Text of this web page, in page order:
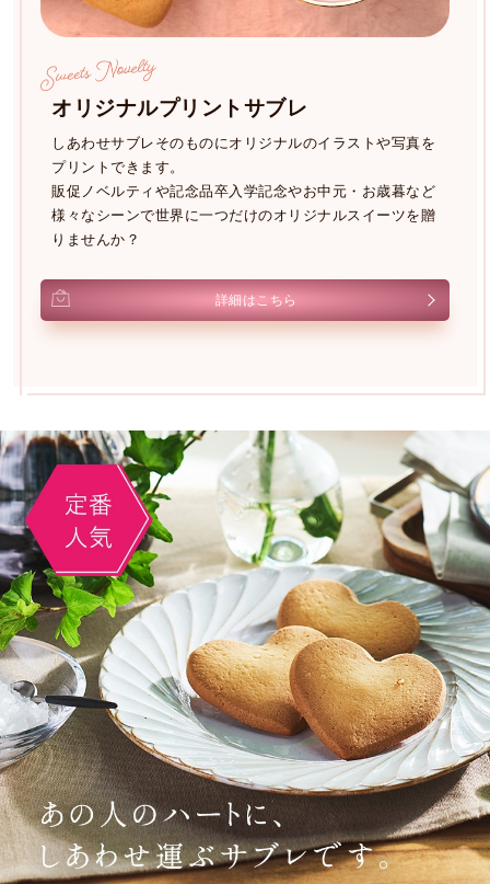
オリジナルプリントサブレ
しあわせサブレそのものにオリジナルのイラストや写真を
プリントできます。
販促ノベルティや記念品卒入学記念やお中元・お歳暮など
様々なシーンで世界に一つだけのオリジナルスイーツを贈
りませんか？
詳細はこちら